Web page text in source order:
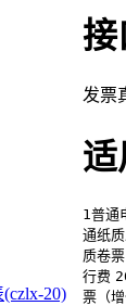
20)
接
发票
适
1普通
通纸
质卷票
行费
票（